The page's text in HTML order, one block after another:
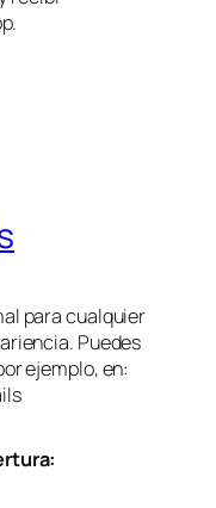
para cualquier
Puedes
ejemplo, en: